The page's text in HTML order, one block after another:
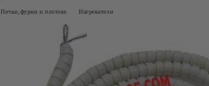
Печки,фурни и плотове Нагреватели